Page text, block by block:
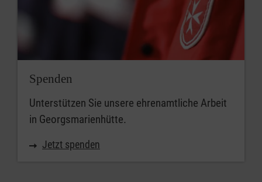
Spenden
Unterstützen Sie unsere ehrenamtliche Arbeit
in Georgsmarienhütte.
Jetzt spenden